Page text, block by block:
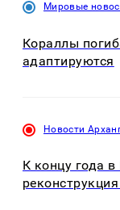
Мировые
Кораллы
адаптируются
Новости
К концу года